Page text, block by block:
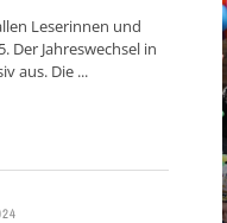
Leserinnen und
Der Jahreswechsel in
aus. Die ...